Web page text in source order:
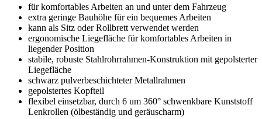
für komfortables Arbeiten an und unter dem Fahrzeug
extra geringe Bauhöhe für ein bequemes Arbeiten
kann als Sitz oder Rollbrett verwendet werden
ergonomische Liegefläche für komfortables Arbeiten in
liegender Position
stabile, robuste Stahlrohrrahmen-Konstruktion mit gepolsterter
Liegefläche
schwarz pulverbeschichteter Metallrahmen
gepolstertes Kopfteil
flexibel einsetzbar, durch 6 um 360° schwenkbare Kunststoff
Lenkrollen (ölbeständig und geräuscharm)